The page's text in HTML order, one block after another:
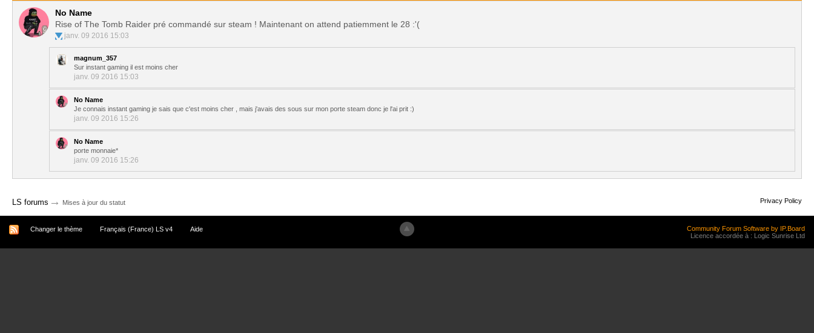
No Name
Rise of The Tomb Raider pré commandé sur steam ! Maintenant on attend patiemment le 28 :'(
janv. 09 2016 15:03
magnum_357
Sur instant gaming il est moins cher
janv. 09 2016 15:03
No Name
Je connais instant gaming je sais que c'est moins cher , mais j'avais des sous sur mon porte steam donc je l'ai prit :)
janv. 09 2016 15:26
No Name
porte monnaie*
janv. 09 2016 15:26
LS forums → Mises à jour du statut Privacy Policy
Changer le thème Français (France) LS v4 Aide
Community Forum Software by IP.Board
Licence accordée à : Logic Sunrise Ltd